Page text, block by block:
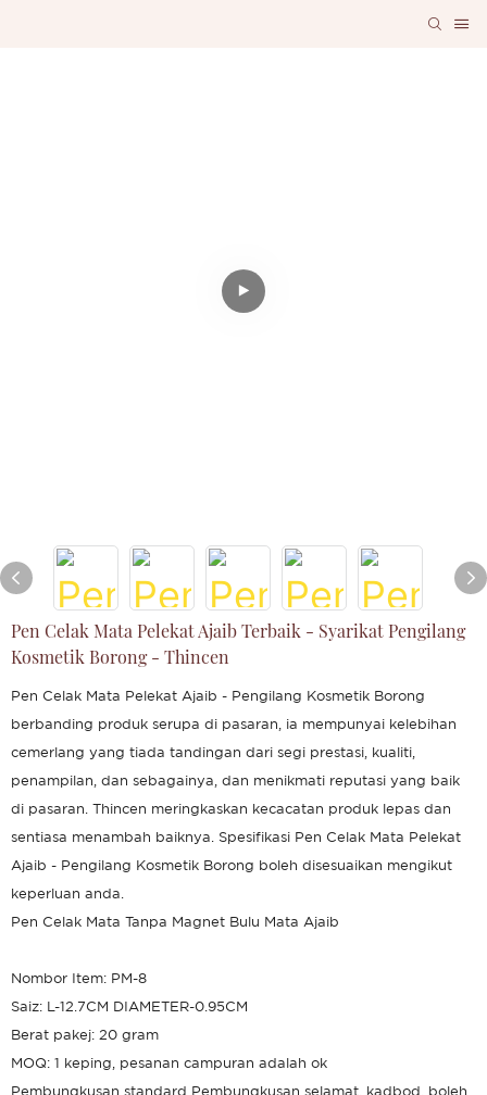
Pen Celak Mata Pelekat Ajaib Terbaik - Syarikat Pengilang
Kosmetik Borong - Thincen
Pen Celak Mata Pelekat Ajaib - Pengilang Kosmetik Borong
berbanding produk serupa di pasaran, ia mempunyai kelebihan
cemerlang yang tiada tandingan dari segi prestasi, kualiti,
penampilan, dan sebagainya, dan menikmati reputasi yang baik
di pasaran. Thincen meringkaskan kecacatan produk lepas dan
sentiasa menambah baiknya. Spesifikasi Pen Celak Mata Pelekat
Ajaib - Pengilang Kosmetik Borong boleh disesuaikan mengikut
keperluan anda.
Pen Celak Mata Tanpa Magnet Bulu Mata Ajaib
Nombor Item: PM-8
Saiz: L-12.7CM DIAMETER-0.95CM
Berat pakej: 20 gram
MOQ: 1 keping, pesanan campuran adalah ok
Pembungkusan standard Pembungkusan selamat, kadbod, boleh